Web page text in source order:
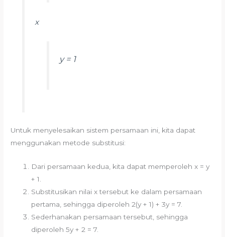
x
y = 1
Untuk menyelesaikan sistem persamaan ini, kita dapat
menggunakan metode substitusi:
Dari persamaan kedua, kita dapat memperoleh x = y
+ 1.
Substitusikan nilai x tersebut ke dalam persamaan
pertama, sehingga diperoleh 2(y + 1) + 3y = 7.
Sederhanakan persamaan tersebut, sehingga
diperoleh 5y + 2 = 7.